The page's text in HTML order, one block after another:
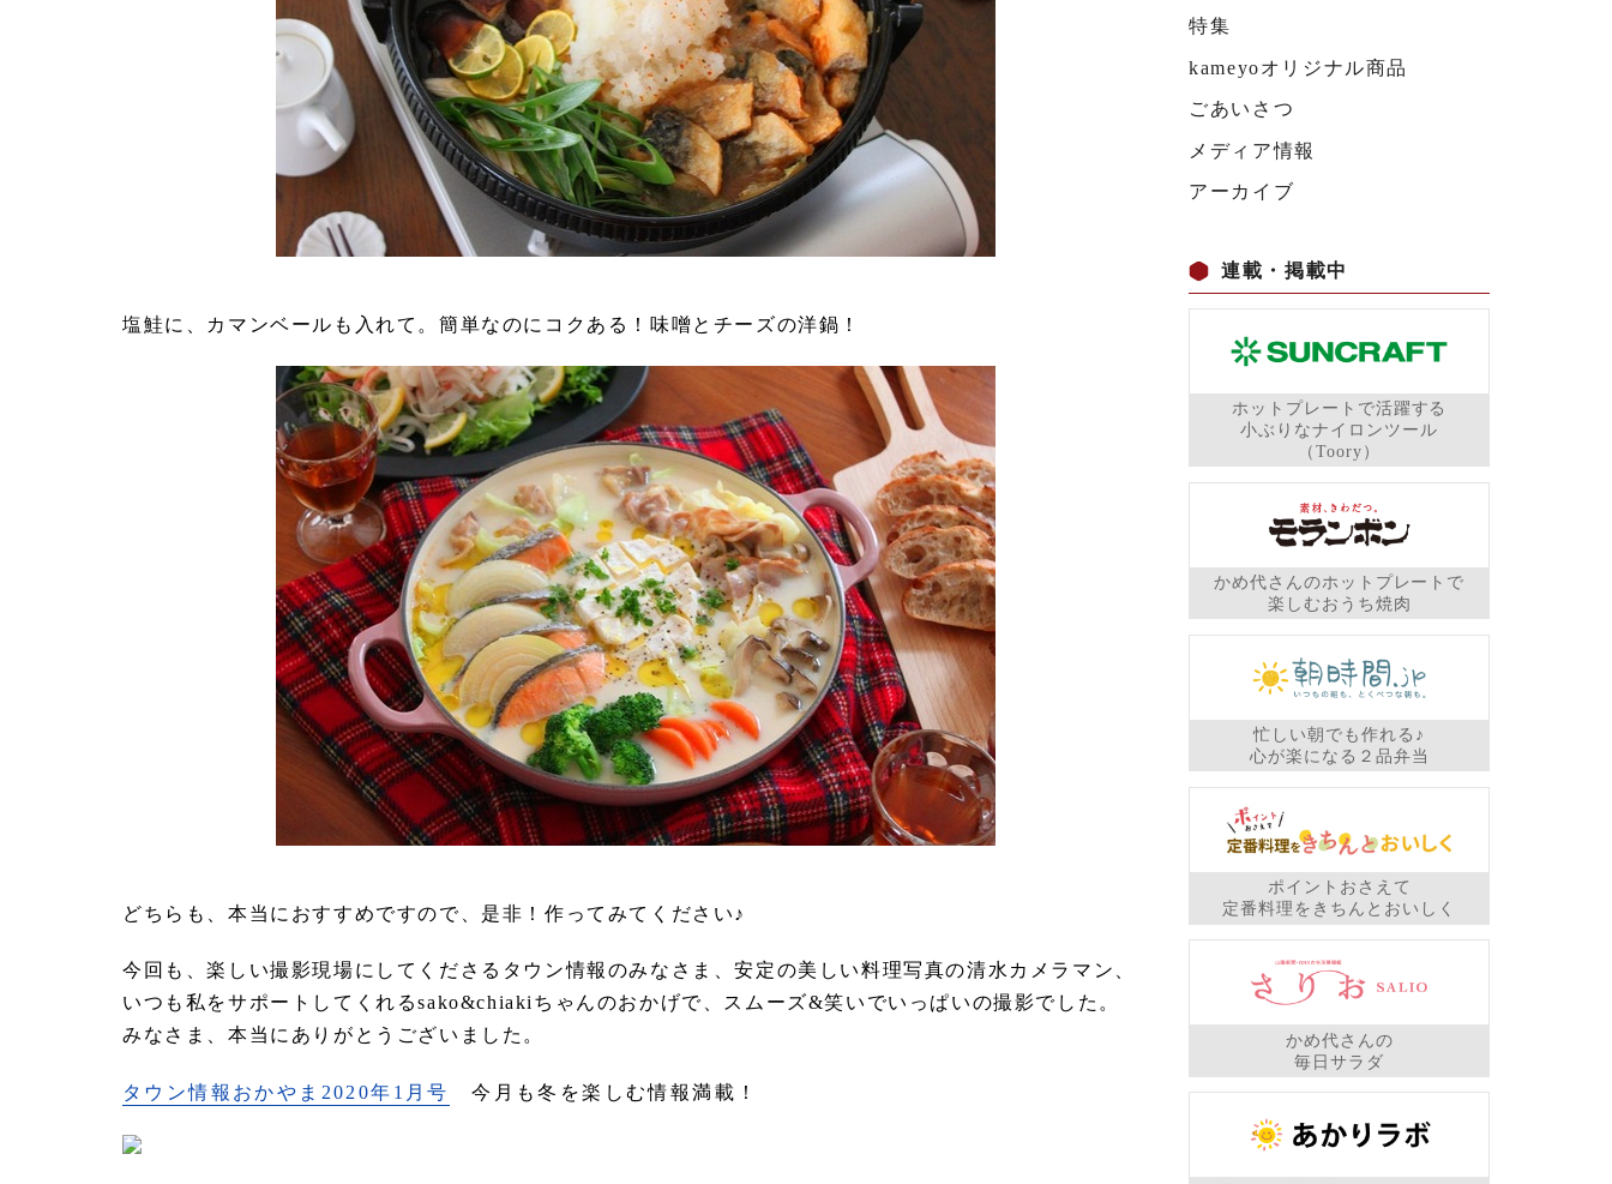
塩鮭に、カマンベールも入れて。簡単なのにコクある！味噌とチーズの洋鍋！
どちらも、本当におすすめですので、是非！作ってみてください♪
今回も、楽しい撮影現場にしてくださるタウン情報のみなさま、安定の美しい料理写真の清水カメラマン、
いつも私をサポートしてくれるsako&chiakiちゃんのおかげで、スムーズ&笑いでいっぱいの撮影でした。
みなさま、本当にありがとうございました。
タウン情報おかやま2020年1月号 今月も冬を楽しむ情報満載！
特集
kameyoオリジナル商品
ごあいさつ
メディア情報
アーカイブ
連載・掲載中
ホットプレートで活躍する
小ぶりなナイロンツール
（Toory）
かめ代さんのホットプレートで
楽しむおうち焼肉
忙しい朝でも作れる♪
心が楽になる２品弁当
ポイントおさえて
定番料理をきちんとおいしく
かめ代さんの
毎日サラダ